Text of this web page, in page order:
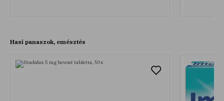
Hasi panaszok, emésztés